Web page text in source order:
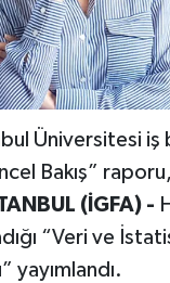
Üniversitesi iş
Bakış”
(İGFA) -
“Veri ve
yayımlandı.